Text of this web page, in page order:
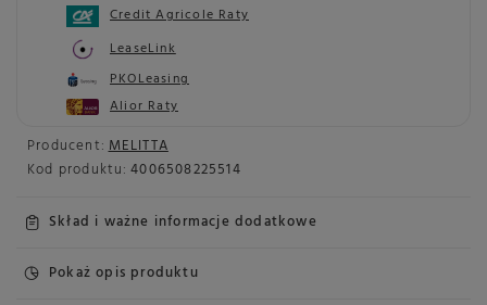
Producent: MELITTA
Kod produktu: 4006508225514
Skład i ważne informacje dodatkowe
Pokaż opis produktu
Credit Agricole Raty
LeaseLink
PKOLeasing
Alior Raty